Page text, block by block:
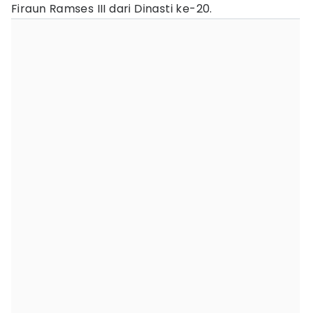
Firaun Ramses III dari Dinasti ke-20.